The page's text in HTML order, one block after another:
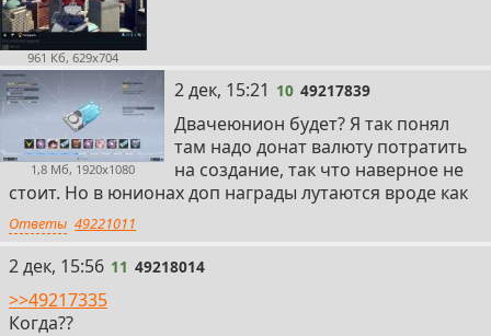
961 Кб, 629x704
1,8 Мб, 1920x1080
10
2 дек, 15:21 10 49217839
Двачеюнион будет? Я так понял
там надо донат валюту потратить
на создание, так что наверное не
стоит. Но в юнионах доп награды лутаются вроде как
Ответы 49221011
11
2 дек, 15:56 11 49218014
>>49217335
Когда??